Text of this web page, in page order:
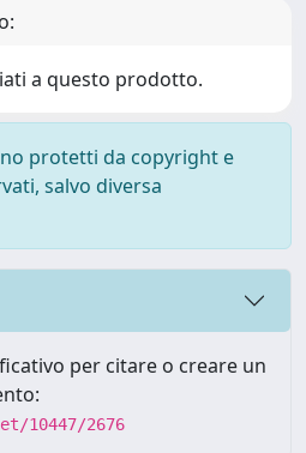
a questo prodotto.
protetti da copyright e
salvo diversa
per citare o creare un
10447/2676